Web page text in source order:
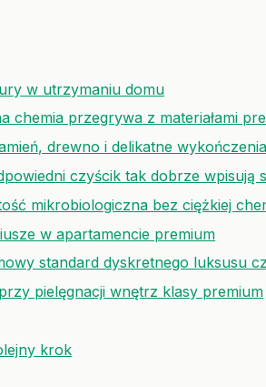
w utrzymaniu domu
chemia przegrywa z materiałami
drewno i delikatne
czyścik tak dobrze wpisują
mikrobiologiczna bez ciężkiej
w apartamencie premium
standard dyskretnego luksusu
pielęgnacji wnętrz klasy premium
krok